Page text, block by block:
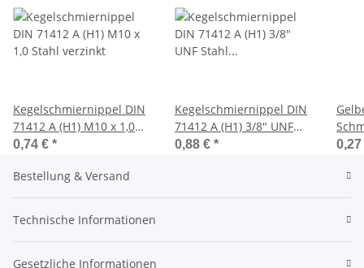
Kegelschmiernippel DIN
71412 A (H1) M10 x 1,0
Stahl verzinkt
0,74 € *
Kegelschmiernippel DIN
71412 A (H1) 3/8" UNF
Stahl verzinkt
0,88 € *
ohne
Bestellung & Versand
Technische Informationen
Gesetzliche Informationen